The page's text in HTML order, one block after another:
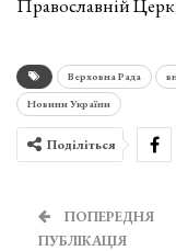
Православній
Верховна Рада
Новини України
Поділіться
ПОПЕРЕДНЯ
ПУБЛІКАЦІЯ